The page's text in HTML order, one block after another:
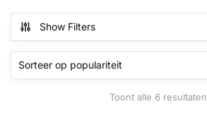
Deze
optie
kan
gekozen
Deze
gekozen
Show Filters
Toont alle 6 resultaten